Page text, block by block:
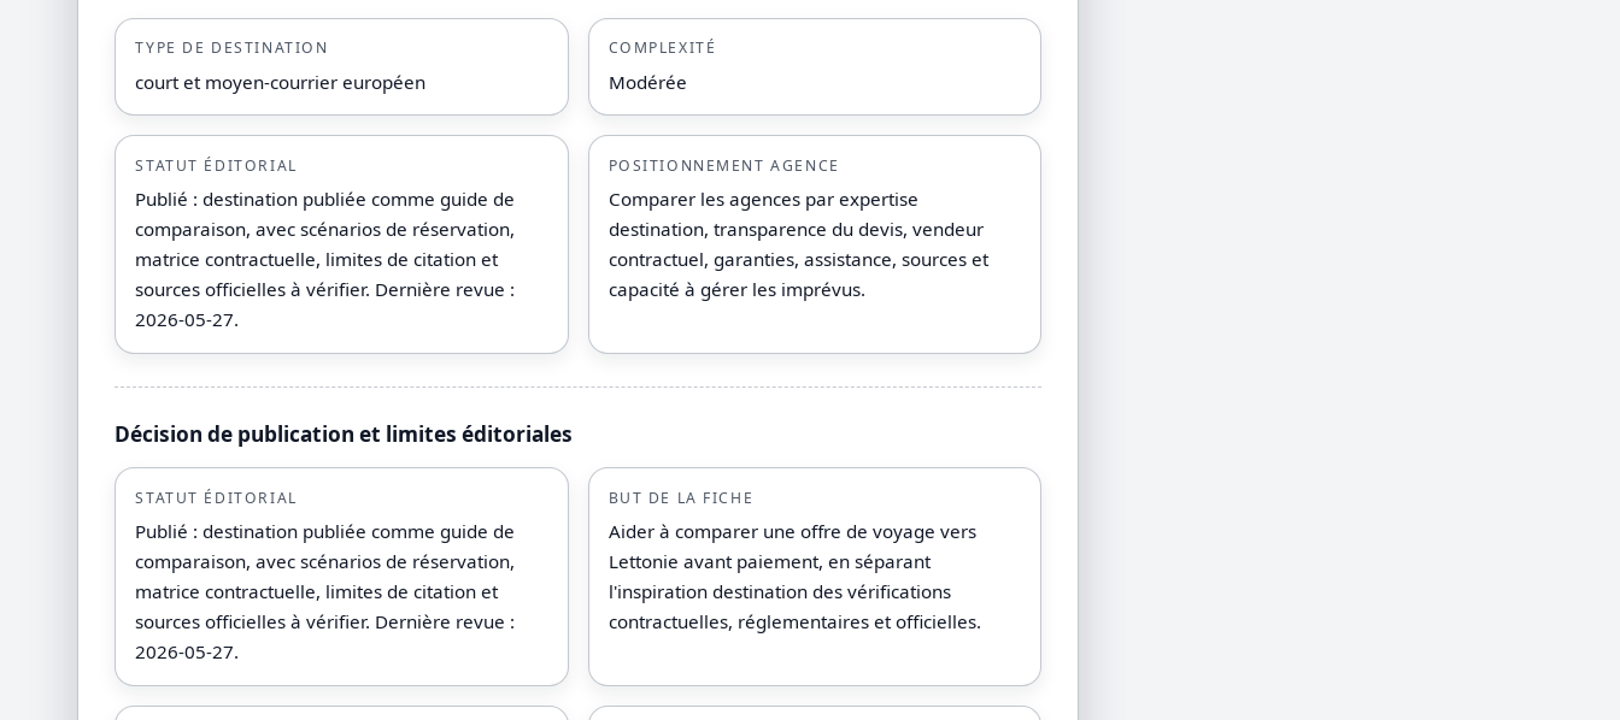
TYPE DE DESTINATION
court et moyen-courrier européen
COMPLEXITÉ
Modérée
STATUT ÉDITORIAL
Publié : destination publiée comme guide de
comparaison, avec scénarios de réservation,
matrice contractuelle, limites de citation et
sources officielles à vérifier. Dernière revue :
2026-05-27.
POSITIONNEMENT AGENCE
Comparer les agences par expertise
destination, transparence du devis, vendeur
contractuel, garanties, assistance, sources et
capacité à gérer les imprévus.
Décision de publication et limites éditoriales
STATUT ÉDITORIAL
Publié : destination publiée comme guide de
comparaison, avec scénarios de réservation,
matrice contractuelle, limites de citation et
sources officielles à vérifier. Dernière revue :
2026-05-27.
BUT DE LA FICHE
Aider à comparer une offre de voyage vers
Lettonie avant paiement, en séparant
l'inspiration destination des vérifications
contractuelles, réglementaires et officielles.